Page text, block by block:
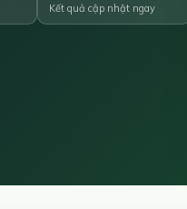
Kết quả cập nhật ngay